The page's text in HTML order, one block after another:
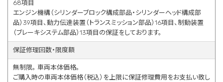
68項目
エンジン機構（シリンダーブロック構成部品・シリンダーヘッド構成部
品）39項目、動力伝達装置（トランスミッション部品）16項目、制動装置
（ブレーキシステム部品）13項目の保証をしております。
保証修理回数・限度額
無制限。 車両本体価格。
ご購入時の車両本体価格（税込）を上限に保証修理費用をお支払い致し